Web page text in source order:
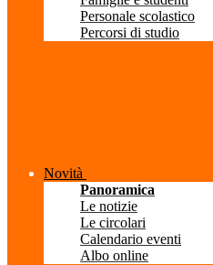
Personale scolastico
Percorsi di studio
Novità
Panoramica
Le notizie
Le circolari
Calendario eventi
Albo online